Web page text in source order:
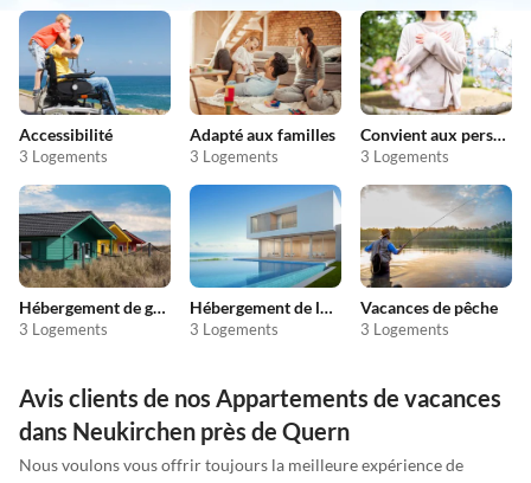
Accessibilité
3 Logements
Adapté aux familles
3 Logements
Convient aux personnes allergiques
3 Logements
Hébergement de groupe
3 Logements
Hébergement de luxe
3 Logements
Vacances de pêche
3 Logements
Avis clients de nos Appartements de vacances
dans Neukirchen près de Quern
Nous voulons vous offrir toujours la meilleure expérience de